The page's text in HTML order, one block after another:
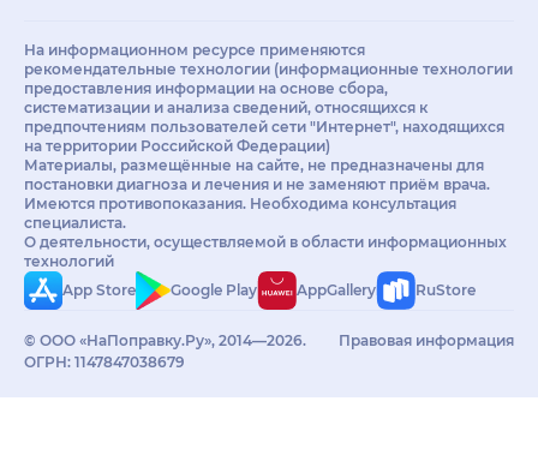
На информационном ресурсе применяются
рекомендательные технологии (информационные технологии
предоставления информации на основе сбора,
систематизации и анализа сведений, относящихся к
предпочтениям пользователей сети "Интернет", находящихся
на территории Российской Федерации)
Материалы, размещённые на сайте, не предназначены для
постановки диагноза и лечения и не заменяют приём врача.
Имеются противопоказания. Необходима консультация
специалиста.
О деятельности, осуществляемой в области информационных
технологий
App Store
Google Play AppGallery RuStore
© ООО «НаПоправку.Ру», 2014—2026.
ОГРН: 1147847038679
Правовая информация